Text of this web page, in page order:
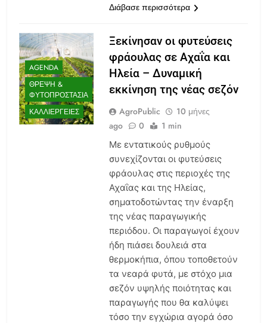
Διάβασε περισσότερα
AGENDA
ΘΡΕΨΗ &
ΦΥΤΟΠΡΟΣΤΑΣΊΑ
ΚΑΛΛΙΈΡΓΕΙΕΣ
Ξεκίνησαν οι φυτεύσεις
φράουλας σε Αχαΐα και
Ηλεία – Δυναμική
εκκίνηση της νέας σεζόν
AgroPublic
10 μήνες
ago
0 1 min
Με εντατικούς ρυθμούς
συνεχίζονται οι φυτεύσεις
φράουλας στις περιοχές της
Αχαΐας και της Ηλείας,
σηματοδοτώντας την έναρξη
της νέας παραγωγικής
περιόδου. Οι παραγωγοί έχουν
ήδη πιάσει δουλειά στα
θερμοκήπια, όπου τοποθετούν
τα νεαρά φυτά, με στόχο μια
σεζόν υψηλής ποιότητας και
παραγωγής που θα καλύψει
τόσο την εγχώρια αγορά όσο